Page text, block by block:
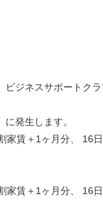
ジネスサポートク
発生します。
家賃＋1ヶ月分、
家賃＋1ヶ月分、